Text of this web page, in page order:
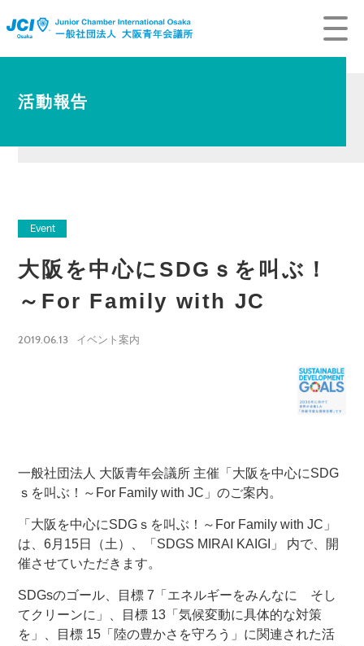
活動報告
Event
大阪を中心にSDGｓを叫ぶ！
～For Family with JC
2019.06.13 イベント案内
一般社団法人 大阪青年会議所 主催「大阪を中心にSDG
ｓを叫ぶ！～For Family with JC」のご案内。
「大阪を中心にSDGｓを叫ぶ！～For Family with JC」
は、6月15日（土）、「SDGS MIRAI KAIGI」 内で、開
催させていただきます。
SDGsのゴール、目標 7「エネルギーをみんなに そし
てクリーンに」、目標 13「気候変動に具体的な対策
を」、目標 15「陸の豊かさを守ろう」に関連された活